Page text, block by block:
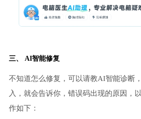
三、 AI智能修复
不知道怎么修复，可以请教AI智能诊断
入，就会告诉你，错误码出现的原因，
作如下：